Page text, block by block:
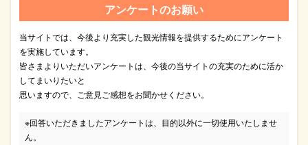
アンケートのお願い
当サイトでは、今後より充実した観光情報を提供するためにアンケート
を実施しています。
皆さまよりいただいアンケートは、今後の当サイトの充実のために活か
してまいりたいと
思いますので、ご意見ご感想をお聞かせください。
※回答いただきましたアンケートは、目的以外に一切使用いたしませ
ん。